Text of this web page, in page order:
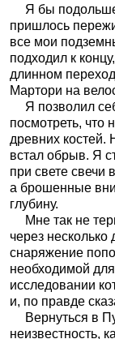
Я бы
пришлось
все мои
подходил к
длинном
Мартори на
Я позволил
посмотреть, что
древних костей.
встал обрыв. Я
при свете свечи
а брошенные
глубину.
Мне так не
через
снаряжение
необходимой
исследовании
и, по правде
Вернуться в
неизвестность,